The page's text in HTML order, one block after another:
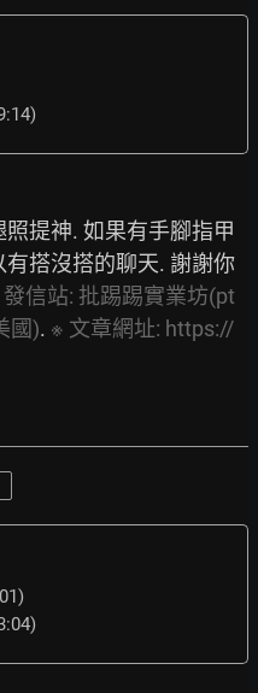
提神. 如果有手腳指甲
搭沒搭的聊天. 謝謝你
發信站: 批踢踢實業坊(pt
國). ※ 文章網址: https://